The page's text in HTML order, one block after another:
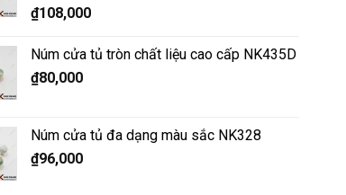
₫108,000
Núm cửa tủ tròn chất liệu cao cấp NK435D
₫80,000
Núm cửa tủ đa dạng màu sắc NK328
₫96,000